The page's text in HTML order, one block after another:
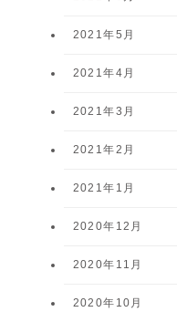
2021年5月
2021年4月
2021年3月
2021年2月
2021年1月
2020年12月
2020年11月
2020年10月